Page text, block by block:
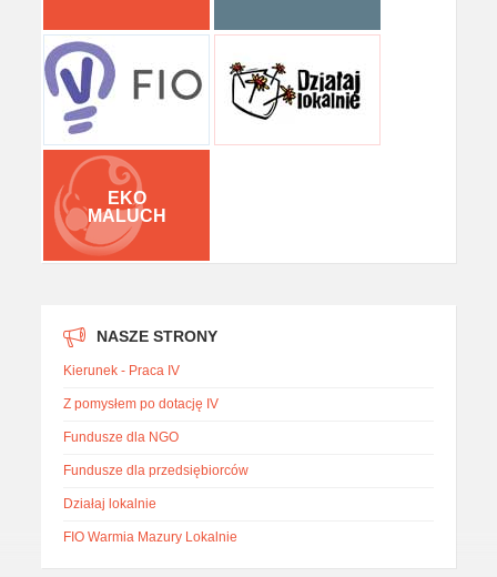
EKO
MALUCH
NASZE STRONY
Kierunek - Praca IV
Z pomysłem po dotację IV
Fundusze dla NGO
Fundusze dla przedsiębiorców
Działaj lokalnie
FIO Warmia Mazury Lokalnie